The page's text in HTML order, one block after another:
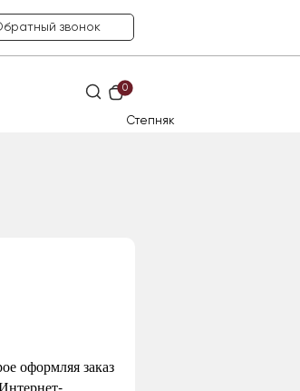
звонок
0
Степняк
оформляя заказ